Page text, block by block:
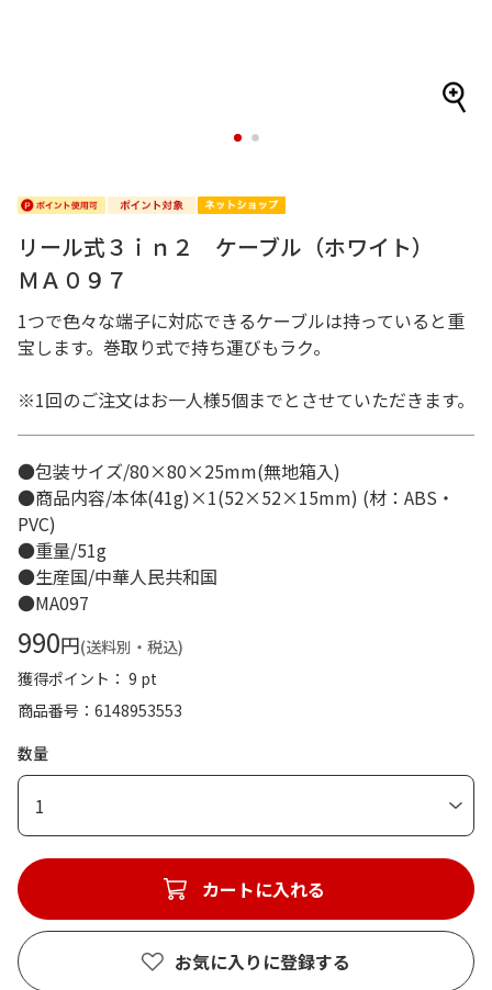
1 2
リール式３ｉｎ２ ケーブル（ホワイト）
ＭＡ０９７
1つで色々な端子に対応できるケーブルは持っていると重
宝します。巻取り式で持ち運びもラク。
※1回のご注文はお一人様5個までとさせていただきます。
●包装サイズ/80×80×25mm(無地箱入)
●商品内容/本体(41g)×1(52×52×15mm) (材：ABS・
PVC)
●重量/51g
●生産国/中華人民共和国
●MA097
990円(送料別・税込)
獲得ポイント： 9 pt
商品番号
6148953553
数量
1
カートに入れる
お気に入りに登録する